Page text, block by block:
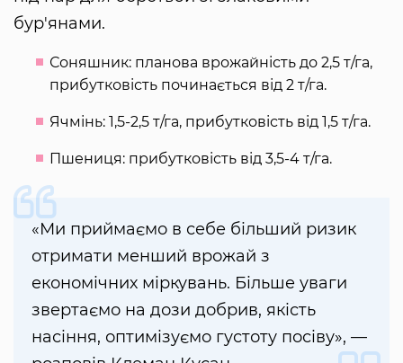
бур'янами.
Соняшник: планова врожайність до 2,5 т/га,
прибутковість починається від 2 т/га.
Ячмінь: 1,5-2,5 т/га, прибутковість від 1,5 т/га.
Пшениця: прибутковість від 3,5-4 т/га.
«Ми приймаємо в себе більший ризик
отримати менший врожай з
економічних міркувань. Більше уваги
звертаємо на дози добрив, якість
насіння, оптимізуємо густоту посіву», —